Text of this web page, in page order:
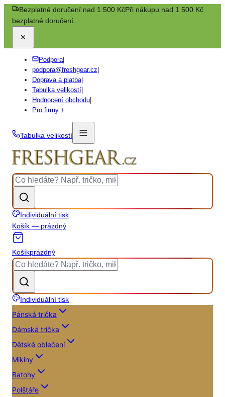
Bezplatné doručení:nad 1.500 KčPři nákupu nad 1 500 Kč
bezplatné doručení.
Podpora|
podpora@freshgear.cz
Doprava a platba|
Tabulka velikostí
Hodnocení obchodu
Pro firmy +
Tabulka velikostí
Individuální tisk
Košík — prázdný
Košíkprázdný
Individuální tisk
Pánská trička
Dámská trička
Dětské oblečení
Mikiny
Batohy
Polštáře